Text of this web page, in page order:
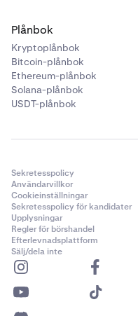
Plånbok
Kryptoplånbok
Bitcoin-plånbok
Ethereum-plånbok
Solana-plånbok
USDT-plånbok
Sekretesspolicy
Användarvillkor
Cookieinställningar
Sekretesspolicy för kandidater
Upplysningar
Regler för börshandel
Efterlevnadsplattform
Sälj/dela inte